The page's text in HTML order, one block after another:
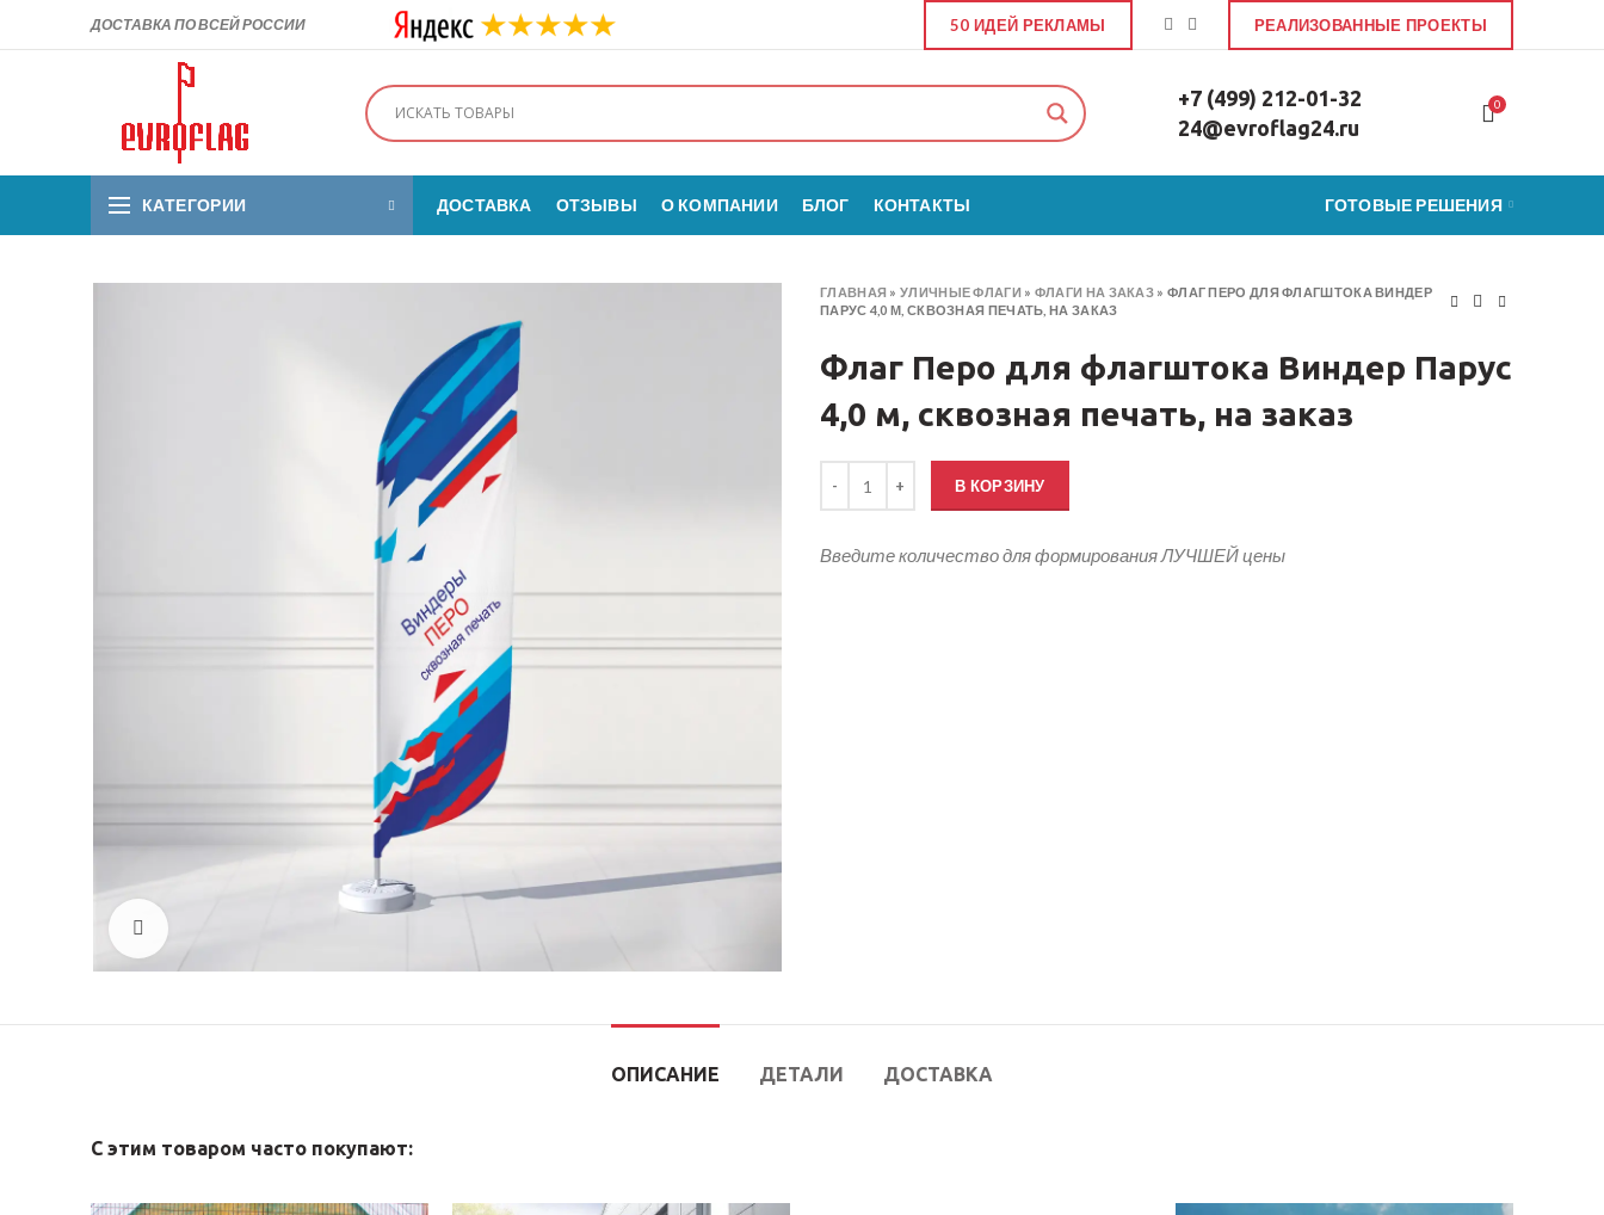
ДОСТАВКА ПО ВСЕЙ РОССИИ 50 ИДЕЙ РЕКЛАМЫ РЕАЛИЗОВАННЫЕ ПРОЕКТЫ
+7 (499) 212-01-32
24@evroflag24.ru
0
КАТЕГОРИИ ДОСТАВКА ОТЗЫВЫ О КОМПАНИИ БЛОГ КОНТАКТЫ ГОТОВЫЕ РЕШЕНИЯ
ГЛАВНАЯ »УЛИЧНЫЕ ФЛАГИ » ФЛАГИ НА ЗАКАЗ » ФЛАГ ПЕРО ДЛЯ ФЛАГШТОКА ВИНДЕР
ПАРУС 4,0 М, СКВОЗНАЯ ПЕЧАТЬ, НА ЗАКАЗ
Флаг Перо для флагштока Виндер Парус
4,0 м, сквозная печать, на заказ
В КОРЗИНУ
Введите количество для формирования ЛУЧШЕЙ цены
ОПИСАНИЕ ДЕТАЛИ ДОСТАВКА
С этим товаром часто покупают: